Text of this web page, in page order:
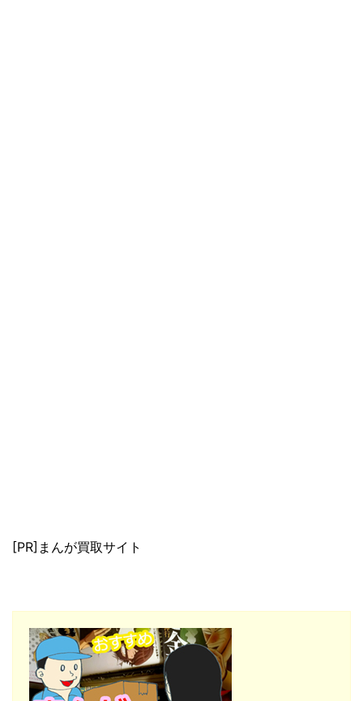
[PR]まんが買取サイト